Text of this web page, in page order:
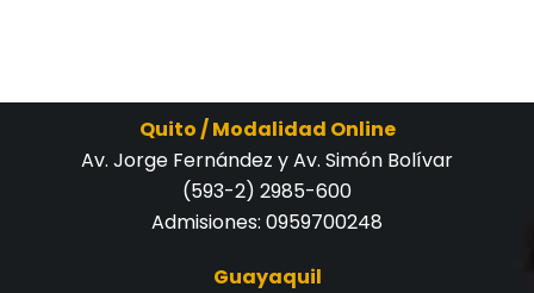
Quito / Modalidad Online
Av. Jorge Fernández y Av. Simón Bolívar
(593-2) 2985-600
Admisiones: 0959700248
Guayaquil